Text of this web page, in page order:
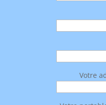
Votre